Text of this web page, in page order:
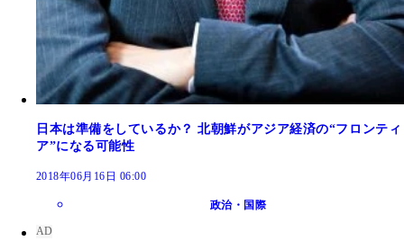
日本は準備をしているか？ 北朝鮮がアジア経済の“フロンティ
ア”になる可能性
2018年06月16日 06:00
政治・国際